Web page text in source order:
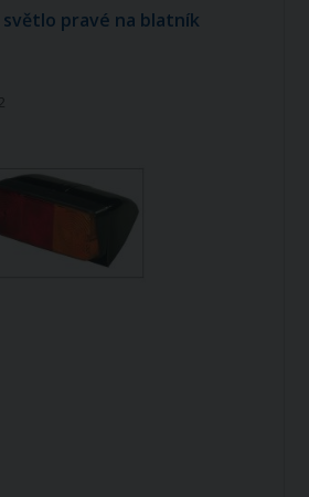
světlo pravé na blatník